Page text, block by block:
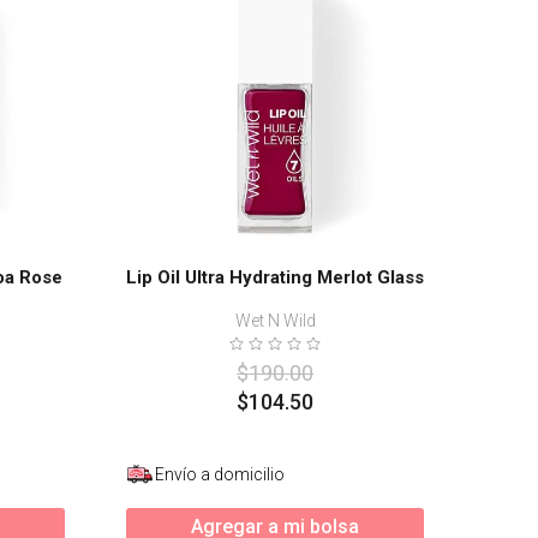
Rose Lip Oil Ultra Hydrating Merlot Glass
Wet N Wild
$190.00
$104.50
Envío a domicilio
Agregar a mi bolsa